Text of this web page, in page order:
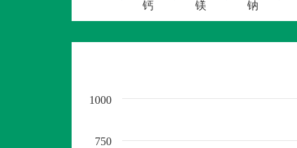
钙 镁 钠
750
1000